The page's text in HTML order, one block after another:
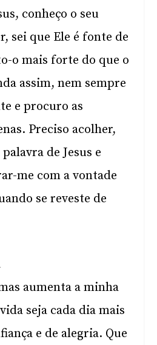
conheço o seu
sei que Ele é fonte de
o mais forte do que o
assim, nem sempre
e procuro as
Preciso acolher,
de Jesus e
me com a vontade
se reveste de
aumenta a minha
seja cada dia mais
e de alegria. Que